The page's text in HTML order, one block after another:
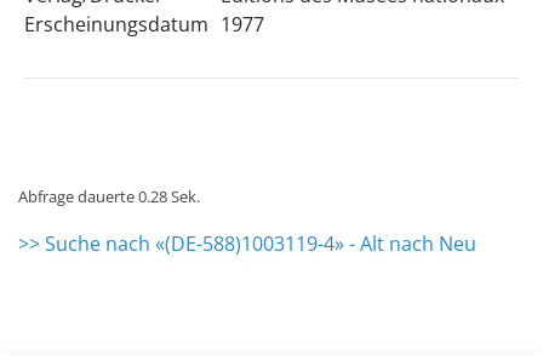
Erscheinungsdatum 1977
Abfrage dauerte 0.28 Sek.
>> Suche nach «(DE-588)1003119-4» - Alt nach Neu